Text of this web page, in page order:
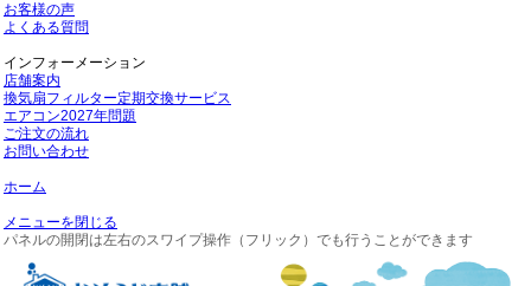
お客様の声
よくある質問
インフォーメーション
店舗案内
換気扇フィルター定期交換サービス
エアコン2027年問題
ご注文の流れ
お問い合わせ
ホーム
メニューを閉じる
パネルの開閉は左右のスワイプ操作（フリック）でも行うことができます